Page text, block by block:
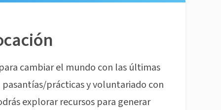
cambiar el mundo con las últimas
prácticas y voluntariado con
explorar recursos para generar